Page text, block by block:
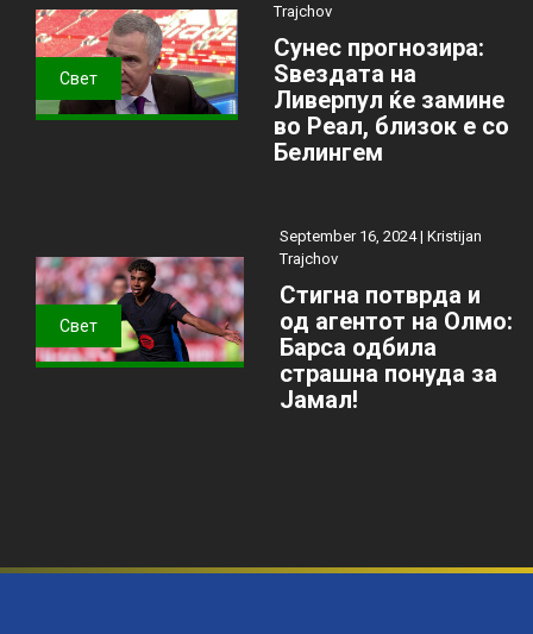
Свет
Trajchov
Сунес прогнозира:
Ѕвездата на
Ливерпул ќе замине
во Реал, близок е со
Белингем
Свет
September 16, 2024 | Kristijan
Trajchov
Стигна потврда и
од агентот на Олмо:
Барса одбила
страшна понуда за
Јамал!